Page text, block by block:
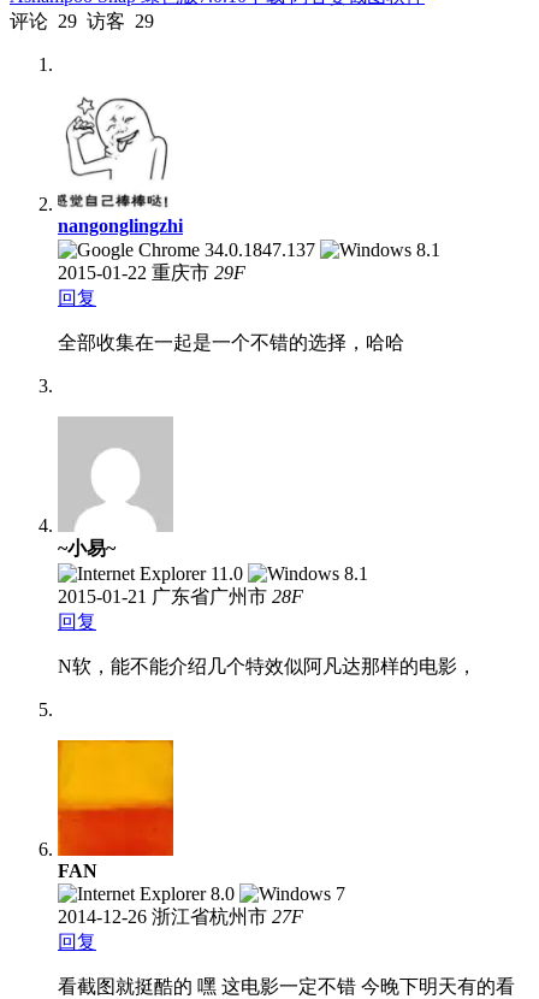
评论 29 访客 29
nangonglingzhi
2015-01-22 重庆市 29F
回复
全部收集在一起是一个不错的选择，哈哈
~小易~
2015-01-21 广东省广州市 28F
回复
N软，能不能介绍几个特效似阿凡达那样的电影，
FAN
2014-12-26 浙江省杭州市 27F
回复
看截图就挺酷的 嘿 这电影一定不错 今晚下明天有的看